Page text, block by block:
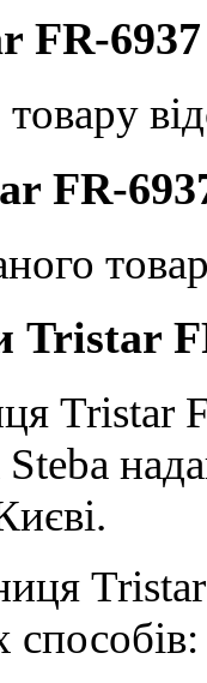
FR-
FR-
Tristar
Tristar
Steba
способів: